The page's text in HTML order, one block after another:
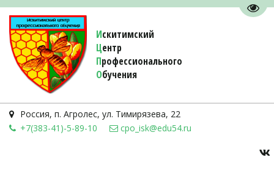
Искитимский
Центр
Профессионального
Обучения
Россия, п. Агролес, ул. Тимирязева, 22
+7(383-41)-5-89-10
cpo_isk@edu54.ru